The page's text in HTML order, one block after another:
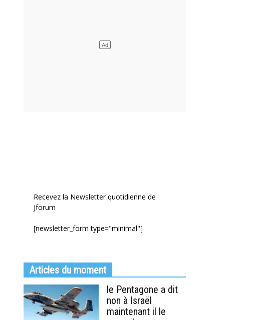
Recevez la Newsletter quotidienne de
Jforum
[newsletter_form type="minimal"]
Articles du moment
le Pentagone a dit
non à Israël
maintenant il le